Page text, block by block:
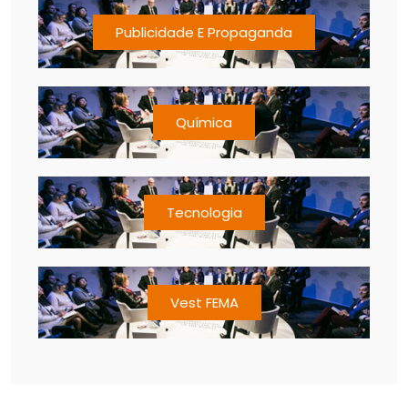
Publicidade E Propaganda
Química
Tecnologia
Vest FEMA